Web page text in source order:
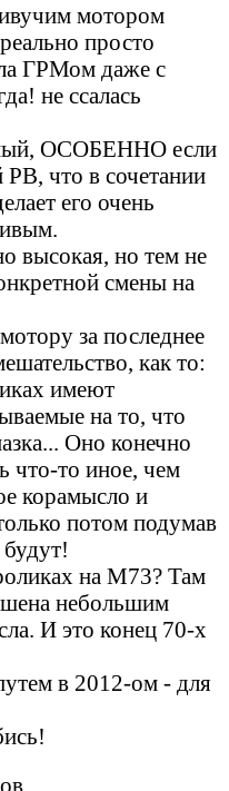
мотором
просто
ГРМом даже с
не ссалась
ОСОБЕННО если
РВ, что в сочетании
его очень
высокая, но тем не
смены на
за последнее
как то:
имеют
на то, что
Оно конечно
что-то иное, чем
корамысло и
потом подумав
на М73? Там
небольшим
И это конец 70-х
в 2012-ом - для